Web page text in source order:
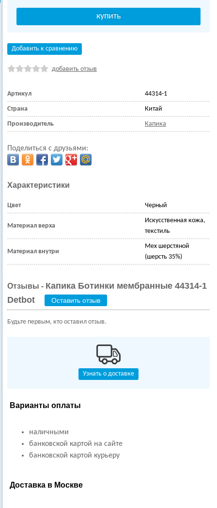
Добавить к сравнению
добавить отзыв
Артикул 44314-1
Страна Китай
Производитель Капика
Поделиться с друзьями:
Характеристики
Цвет Черный
Материал верха
Искусственная кожа,
текстиль
Материал внутри
Мех шерстяной
(шерсть 35%)
Отзывы - Капика Ботинки мембранные 44314-1
Detbot
Оставить отзыв
Будьте первым, кто оставил отзыв.
Узнать о доставке
Варианты оплаты
наличными
банковской картой на сайте
банковской картой курьеру
Доставка в Москве